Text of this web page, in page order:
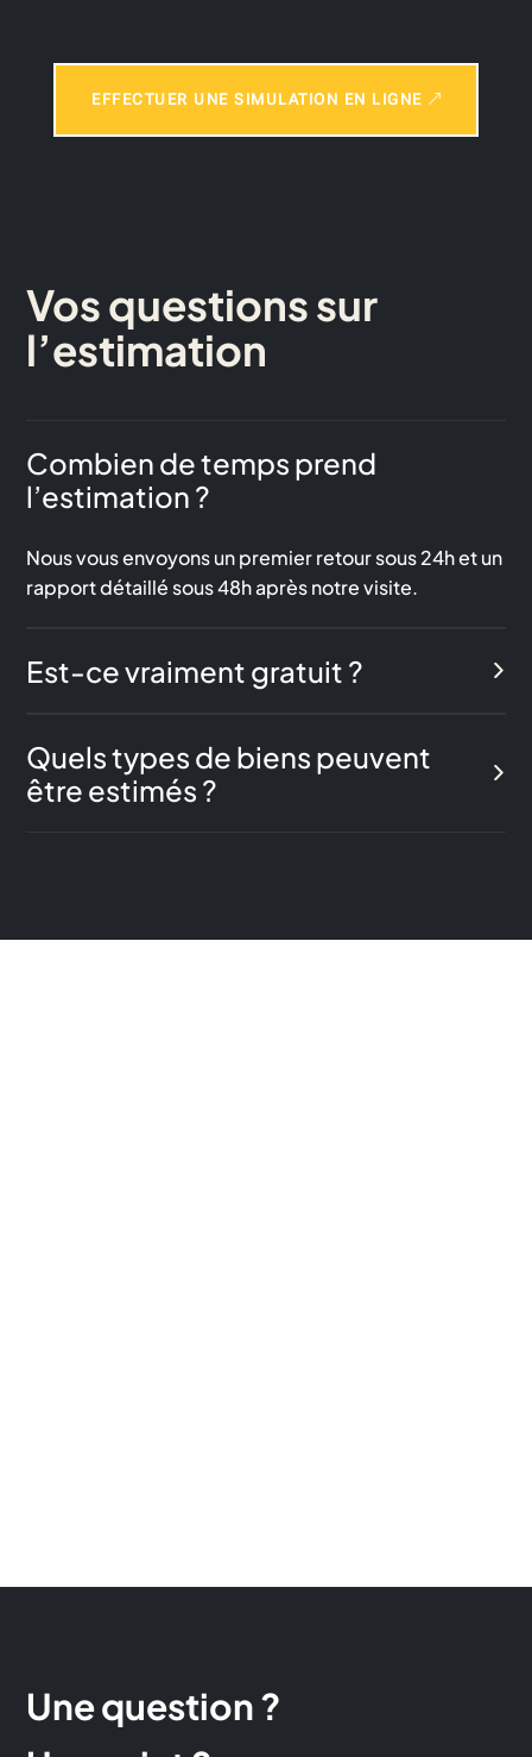
EFFECTUER UNE SIMULATION EN LIGNE
Vos questions sur
l’estimation
Combien de temps prend
l’estimation ?
Nous vous envoyons un premier retour sous 24h et un
rapport détaillé sous 48h après notre visite.
Est-ce vraiment gratuit ?
Quels types de biens peuvent
être estimés ?
Une question ?